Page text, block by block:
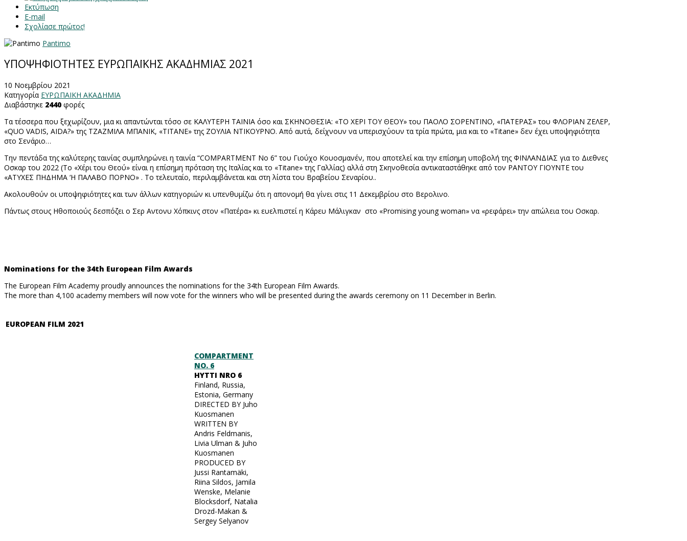
Εκτύπωση
E-mail
Σχολίασε πρώτος!
Pantimo
ΥΠΟΨΗΦΙΟΤΗΤΕΣ ΕΥΡΩΠΑΪΚΗΣ ΑΚΑΔΗΜΙΑΣ 2021
10 Νοεμβρίου 2021
Κατηγορία ΕΥΡΩΠΑΙΚΗ ΑΚΑΔΗΜΙΑ
Διαβάστηκε 2440 φορές
Τα τέσσερα που ξεχωρίζουν, μια κι απαντώνται τόσο σε ΚΑΛΥΤΕΡΗ ΤΑΙΝΙΑ όσο και ΣΚΗΝΟΘΕΣΙΑ: «ΤΟ ΧΕΡΙ ΤΟΥ ΘΕΟΥ» του ΠΑΟΛΟ ΣΟΡΕΝΤΙΝΟ, «ΠΑΤΕΡΑΣ» του ΦΛΟΡΙΑΝ ΖΕΛΕΡ,
«QUO VADIS, AIDA?» της ΤΖΑΖΜΙΛΑ ΜΠΑΝΙΚ, «ΤΙΤΑΝΕ» της ΖΟΥΛΙΑ ΝΤΙΚΟΥΡΝΟ. Από αυτά, δείχνουν να υπερισχύουν τα τρία πρώτα, μια και το «Titane» δεν έχει υποψηφιότητα
στο Σενάριο…
Την πεντάδα της καλύτερης ταινίας συμπληρώνει η ταινία “COMPARTMENT No 6” του Γιούχο Κουοσμανέν, που αποτελεί και την επίσημη υποβολή της ΦΙΝΛΑΝΔΙΑΣ για το Διεθνες
Οσκαρ του 2022 (Το «Χέρι του Θεού» είναι η επίσημη πρόταση της Ιταλίας και το «Titane» της Γαλλίας) αλλά στη Σκηνοθεσία αντικαταστάθηκε από τον ΡΑΝΤΟΥ ΓΙΟΥΝΤΕ του
«ΑΤΥΧΕΣ ΠΗΔΗΜΑ ‘Η ΠΑΛΑΒΟ ΠΟΡΝΟ» . Το τελευταίο, περιλαμβάνεται και στη λίστα του Βραβείου Σεναρίου..
Ακολουθούν οι υποψηφιότητες και των άλλων κατηγοριών κι υπενθυμίζω ότι η απονομή θα γίνει στις 11 Δεκεμβρίου στο Βερολινο.
Πάντως στους Ηθοποιούς δεσπόζει ο Σερ Αντονυ Χόπκινς στον «Πατέρα» κι ευελπιστεί η Κάρευ Μάλιγκαν στο «Promising young woman» να «ρεφάρει» την απώλεια του Οσκαρ.
Nominations for the 34th European Film Awards
The European Film Academy proudly announces the nominations for the 34th European Film Awards.
The more than 4,100 academy members will now vote for the winners who will be presented during the awards ceremony on 11 December in Berlin.
EUROPEAN FILM 2021
COMPARTMENT
NO. 6
HYTTI NRO 6
Finland, Russia,
Estonia, Germany
DIRECTED BY Juho
Kuosmanen
WRITTEN BY
Andris Feldmanis,
Livia Ulman & Juho
Kuosmanen
PRODUCED BY
Jussi Rantamäki,
Riina Sildos, Jamila
Wenske, Melanie
Blocksdorf, Natalia
Drozd-Makan &
Sergey Selyanov